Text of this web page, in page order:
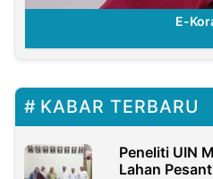
E-
KABAR TERBARU
Peneliti UIN
Lahan